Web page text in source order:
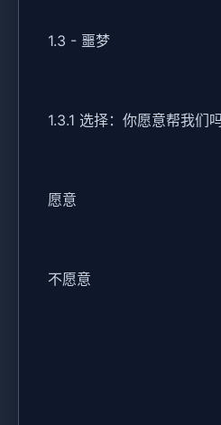
1.3 - 噩梦
1.3.1 选择：你愿意帮我们
愿意
不愿意